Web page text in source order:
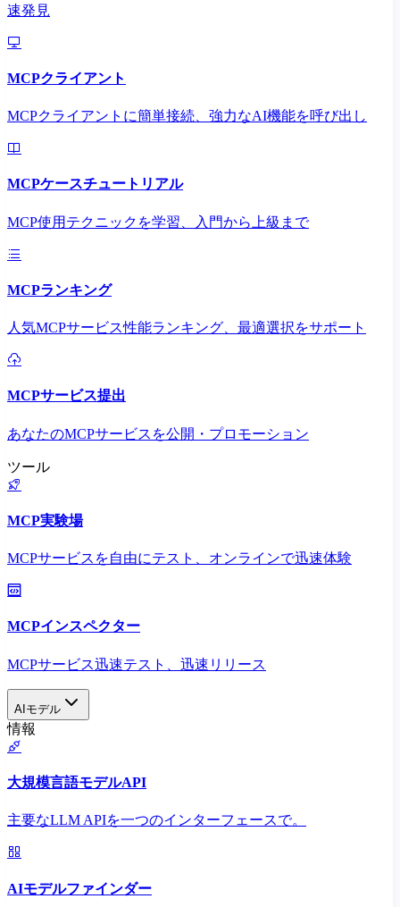
速発見
MCPクライアント
MCPクライアントに簡単接続、強力なAI機能を呼び出し
MCPケースチュートリアル
MCP使用テクニックを学習、入門から上級まで
MCPランキング
人気MCPサービス性能ランキング、最適選択をサポート
MCPサービス提出
あなたのMCPサービスを公開・プロモーション
ツール
MCP実験場
MCPサービスを自由にテスト、オンラインで迅速体験
MCPインスペクター
MCPサービス迅速テスト、迅速リリース
AIモデル
情報
大規模言語モデルAPI
主要なLLM APIを一つのインターフェースで。
AIモデルファインダー